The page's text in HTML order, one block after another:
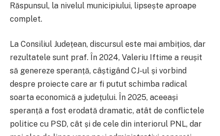
Răspunsul, la nivelul municipiului, lipsește aproape
complet.
La Consiliul Județean, discursul este mai ambițios, dar
rezultatele sunt praf. În 2024, Valeriu Iftime a reușit
să genereze speranță, câștigând CJ-ul și vorbind
despre proiecte care ar fi putut schimba radical
soarta economică a județului. În 2025, aceeași
speranță a fost erodată dramatic, atât de conflictele
politice cu PSD, cât și de cele din interiorul PNL, dar